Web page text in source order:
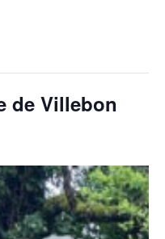
de Villebon